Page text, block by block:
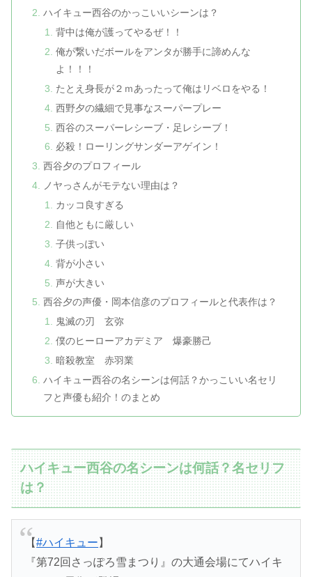
ハイキュー西谷のかっこいいシーンは？
背中は俺が護ってやるぜ！！
俺が繋いだボールをアンタが勝手に諦めんな
よ！！！
たとえ身長が２ｍあったって俺はリベロをやる！
西野夕の繊細で見事なスーパープレー
西谷のスーパーレシーブ・足レシーブ！
必殺！ローリングサンダーアゲイン！
西谷夕のプロフィール
ノヤっさんがモテない理由は？
カッコ良すぎる
自他ともに厳しい
子供っぽい
背が小さい
声が大きい
西谷夕の声優・岡本信彦のプロフィールと代表作は？
鬼滅の刃 玄弥
僕のヒーローアカデミア 爆豪勝己
暗殺教室 赤羽業
ハイキュー西谷の名シーンは何話？かっこいい名セリ
フと声優も紹介！のまとめ
ハイキュー西谷の名シーンは何話？名セリフ
は？
【#ハイキュー 】
『第72回さっぽろ雪まつり』の大通会場にてハイキ